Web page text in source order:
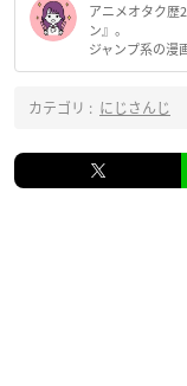
アニメオタク歴
ン』。
ジャンプ系の漫
カテゴリ : にじさんじ